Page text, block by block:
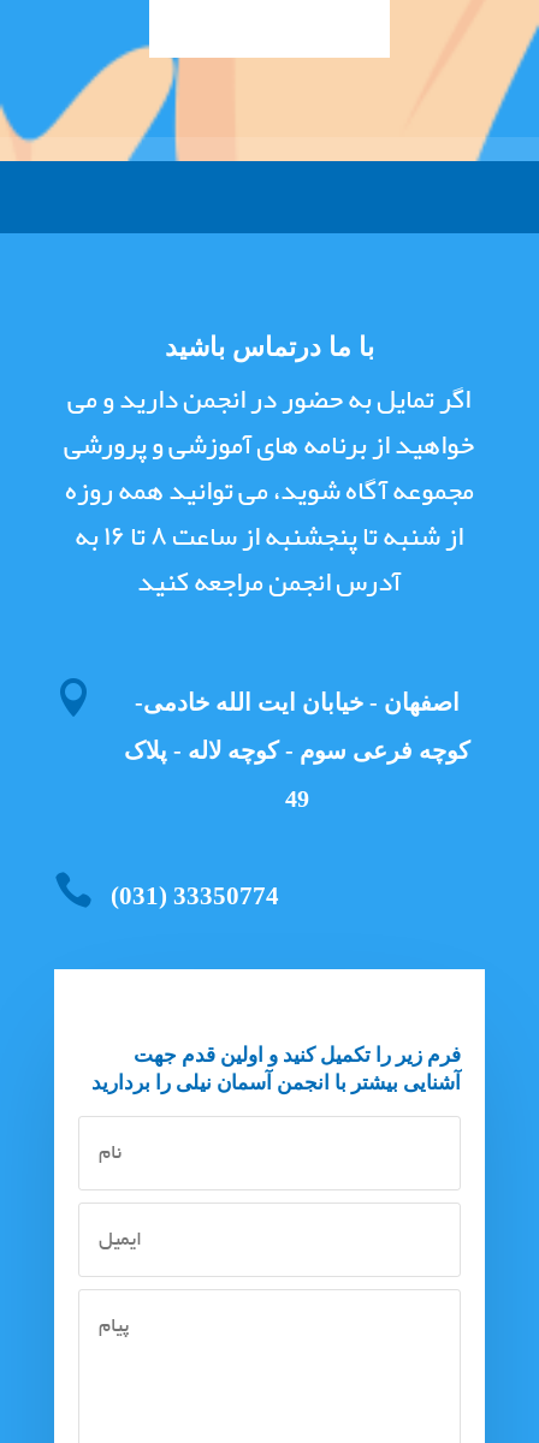
با ما درتماس باشید
اگر تمایل به حضور در انجمن دارید و می
خواهید از برنامه های آموزشی و پرورشی
مجموعه آگاه شوید، می توانید همه روزه
از شنبه تا پنجشنبه از ساعت ۸ تا ۱۶ به
آدرس انجمن مراجعه کنید

اصفهان - خیابان ایت الله خادمی-
کوچه فرعی سوم - کوچه لاله - پلاک
49
 (031) 33350774
فرم زیر را تکمیل کنید و اولین قدم جهت
آشنایی بیشتر با انجمن آسمان نیلی را بردارید